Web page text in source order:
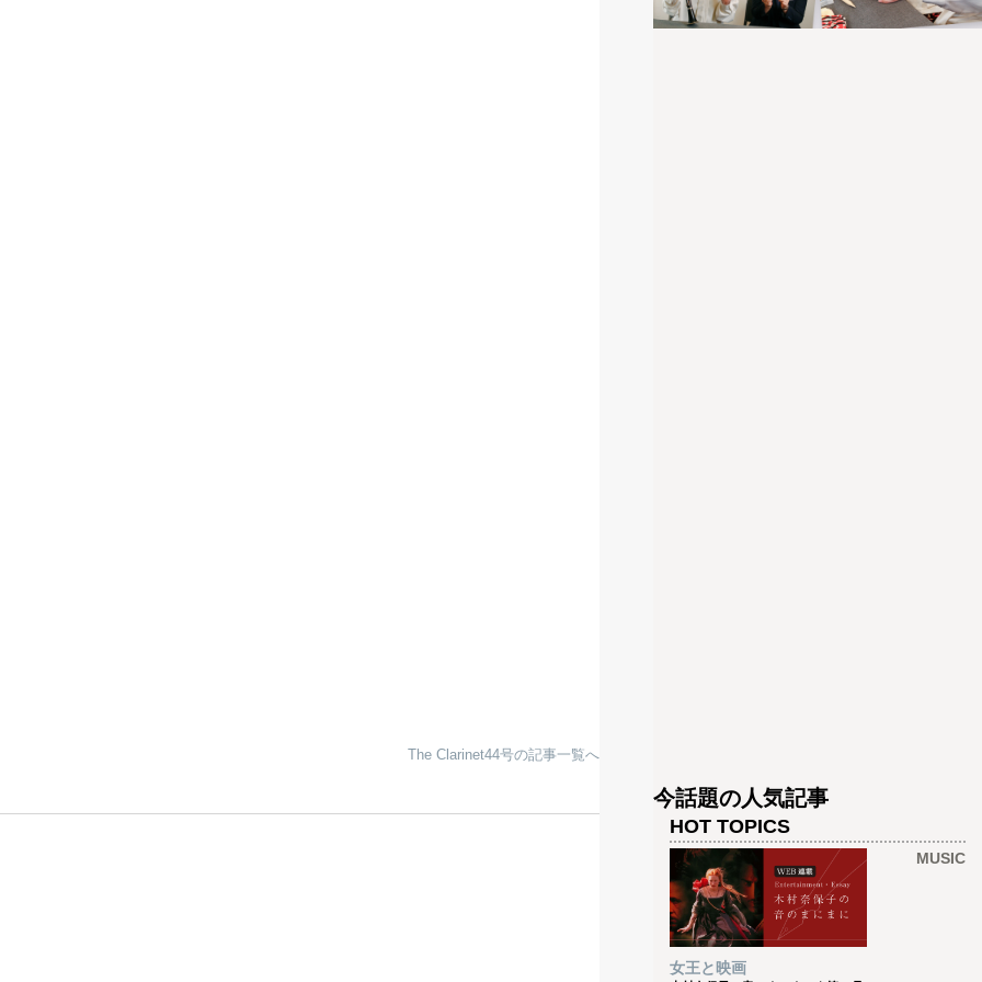
The Clarinet44号の記事一覧へ
今話題の人気記事
HOT TOPICS
MUSIC
女王と映画